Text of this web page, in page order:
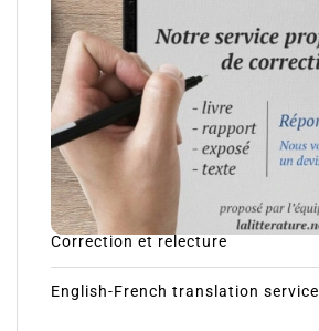
Correction et relecture
English-French translation service